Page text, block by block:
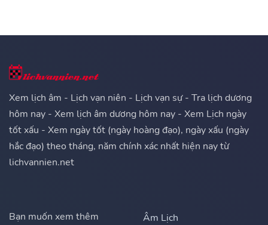
Xem lịch âm - Lịch vạn niên - Lịch vạn sự - Tra lịch dương
hôm nay - Xem lịch âm dương hôm nay - Xem Lịch ngày
tốt xấu - Xem ngày tốt (ngày hoàng đạo), ngày xấu (ngày
hắc đạo) theo tháng, năm chính xác nhất hiện nay từ
lichvannien.net
Bạn muốn xem thêm
Âm Lịch